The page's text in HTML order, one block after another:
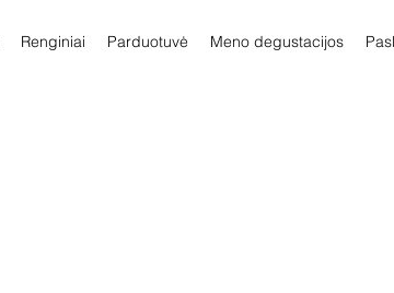
Renginiai Parduotuvė Meno degustacijos